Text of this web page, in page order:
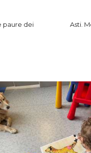
paure dei
Asti.